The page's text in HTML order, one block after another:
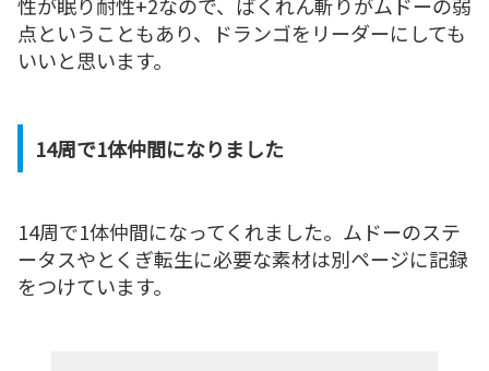
点ということもあり、ドランゴをリーダーにしても
いいと思います。
14周で1体仲間になりました
14周で1体仲間になってくれました。ムドーのステ
ータスやとくぎ転生に必要な素材は別ページに記録
をつけています。